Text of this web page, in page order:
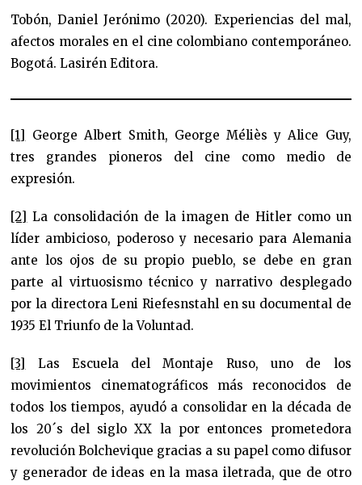
Tobón, Daniel Jerónimo (2020). Experiencias del mal,
afectos morales en el cine colombiano contemporáneo.
Bogotá. Lasirén Editora.
[1]
George Albert Smith, George Méliès y Alice Guy,
tres grandes pioneros del cine como medio de
expresión.
[2]
La consolidación de la imagen de Hitler como un
líder ambicioso, poderoso y necesario para Alemania
ante los ojos de su propio pueblo, se debe en gran
parte al virtuosismo técnico y narrativo desplegado
por la directora Leni Riefesnstahl en su documental de
1935 El Triunfo de la Voluntad.
[3]
Las Escuela del Montaje Ruso, uno de los
movimientos cinematográficos más reconocidos de
todos los tiempos, ayudó a consolidar en la década de
los 20´s del siglo XX la por entonces prometedora
revolución Bolchevique gracias a su papel como difusor
y generador de ideas en la masa iletrada, que de otro